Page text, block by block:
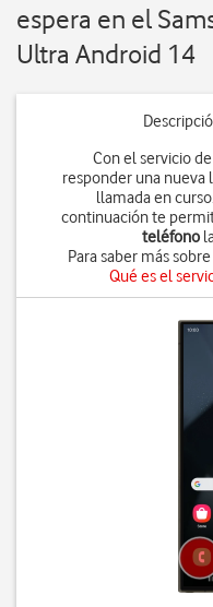
espera en el
Ultra Android 14
Con el servicio de
responder una nueva
llamada en
continuación te
teléfono
Para saber más
Qué es el